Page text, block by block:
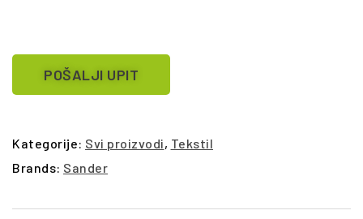
POŠALJI UPIT
Kategorije: Svi proizvodi, Tekstil
Brands: Sander